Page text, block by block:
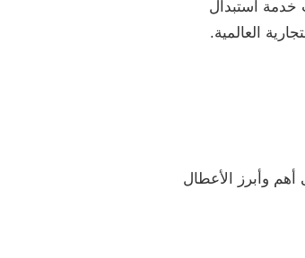
خدمة استبدال
العالمية.
وأبرز الأعطال